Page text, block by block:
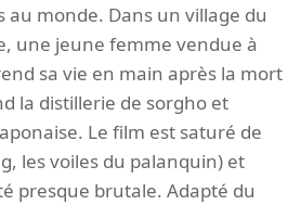
au monde. Dans un village du
une jeune femme vendue à
sa vie en main après la mort
la distillerie de sorgho et
Le film est saturé de
les voiles du palanquin) et
presque brutale. Adapté du